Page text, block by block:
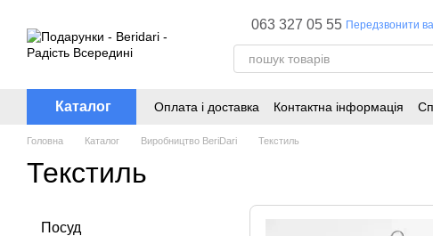
063 327 05 55 Передзвонити
Каталог Оплата і доставка Контактна інформація
Головна Каталог Виробництво BeriDari Текстиль
Текстиль
Посуд